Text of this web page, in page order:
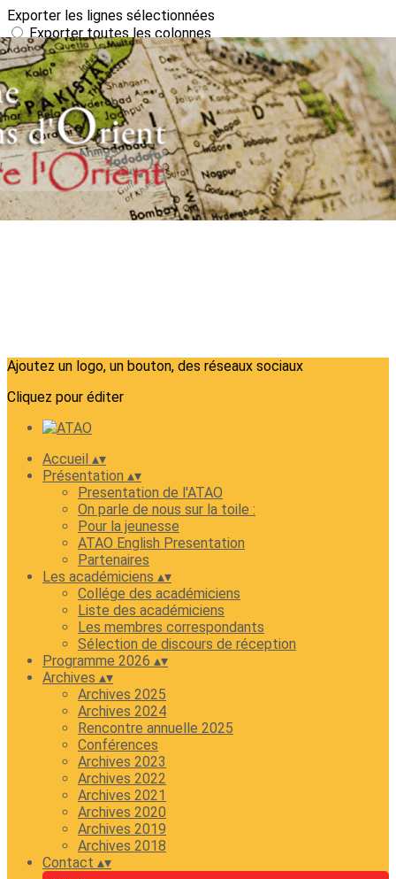
Exporter les lignes sélectionnées
Exporter toutes les colonnes
Exporter uniquement les colonnes affichées
Menu
?>
Images de la page d'accueil
Cliquez pour éditer
Ajoutez un logo, un bouton, des réseaux sociaux
Cliquez pour éditer
Accueil ▴▾
Présentation ▴▾
Presentation de l'ATAO
On parle de nous sur la toile :
Pour la jeunesse
ATAO English Presentation
Partenaires
Les académiciens ▴▾
Collége des académiciens
Liste des académiciens
Les membres correspondants
Sélection de discours de réception
Programme 2026 ▴▾
Archives ▴▾
Archives 2025
Archives 2024
Rencontre annuelle 2025
Conférences
Archives 2023
Archives 2022
Archives 2021
Archives 2020
Archives 2019
Archives 2018
Contact ▴▾